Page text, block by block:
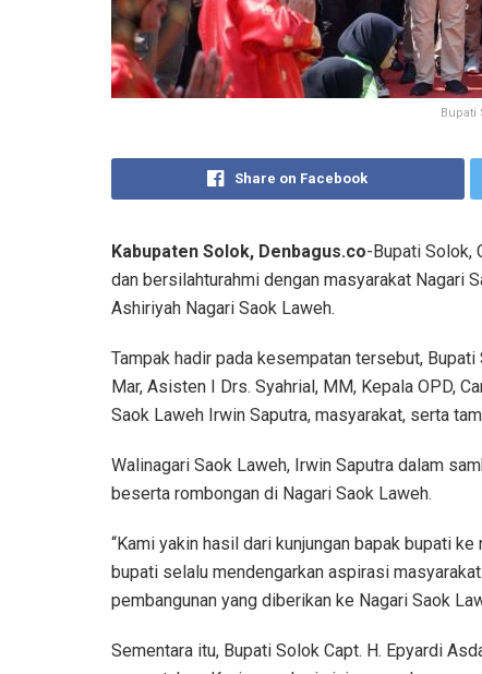
Bupati
Share on Facebook
Kabupaten Solok, Denbagus.co-Bupati Solok,
dan bersilahturahmi dengan masyarakat
Ashiriyah Nagari Saok Laweh.
Tampak hadir pada kesempatan tersebut,
Mar, Asisten I Drs. Syahrial, MM, Kepala OPD,
Saok Laweh Irwin Saputra, masyarakat, serta
Walinagari Saok Laweh, Irwin Saputra dalam
beserta rombongan di Nagari Saok Laweh.
“Kami yakin hasil dari kunjungan bapak bupati
bupati selalu mendengarkan aspirasi
pembangunan yang diberikan ke Nagari Saok
Sementara itu, Bupati Solok Capt. H. Epyardi